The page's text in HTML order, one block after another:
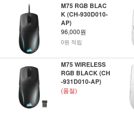
M75 RGB BLAC
K (CH-930D010-
AP)
96,000원
0원 적립
M75 WIRELESS
RGB BLACK (CH
-931D010-AP)
(품절)